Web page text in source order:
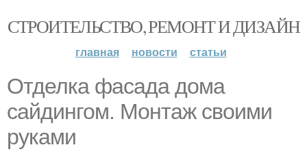
СТРОИТЕЛЬСТВО, РЕМОНТ И ДИЗАЙН
главная новости статьи
Отделка фасада дома
сайдингом. Монтаж своими
руками